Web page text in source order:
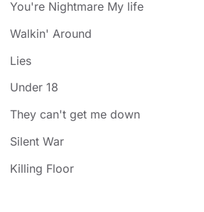
You're Nightmare My life
Walkin' Around
Lies
Under 18
They can't get me down
Silent War
Killing Floor